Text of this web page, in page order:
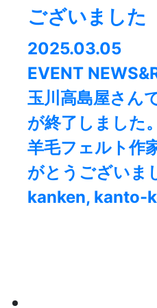
ございました
2025.03.05
EVENT
玉川高島屋さん
が終了しました
羊毛フェルト作
がとうござい
kanken, kanto-